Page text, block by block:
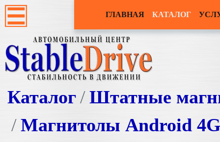
ГЛАВНАЯ КАТАЛОГ
Каталог
Штатные
Магнитолы Android